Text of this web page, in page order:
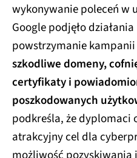
wykonywanie poleceń w
Google podjęło
powstrzymanie
szkodliwe domeny,
certyfikaty i
poszkodowanych
podkreśla, że dyplomaci
atrakcyjny cel dla